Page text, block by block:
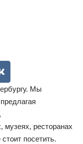
Мы
музеях, ресторанах
посетить.